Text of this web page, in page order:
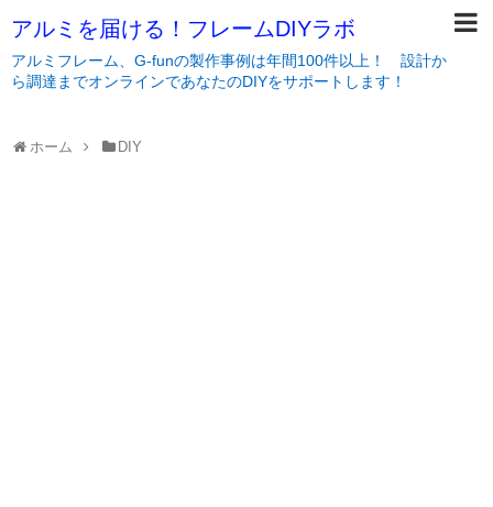
アルミを届ける！フレームDIYラボ
アルミフレーム、G-funの製作事例は年間100件以上！ 設計か
ら調達までオンラインであなたのDIYをサポートします！
ホーム DIY